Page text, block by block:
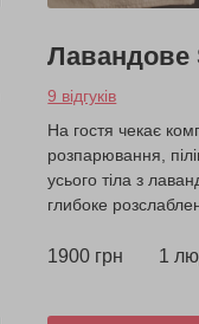
Лавандове
9 відгуків
На гостя чекає
розпарювання,
усього тіла з
глибоке
1900 грн 1